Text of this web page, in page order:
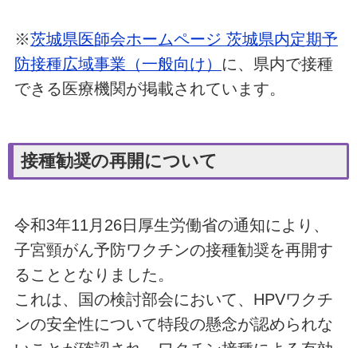
※茨城県医師会ホームページ 茨城県内定期予
防接種広域事業（一般向け） に、県内で接種
できる医療機関が掲載されています。
接種勧奨の再開について
令和3年11月26日厚生労働省の通知により、
子宮頸がん予防ワクチンの接種勧奨を再開す
ることとなりました。
これは、国の検討部会において、HPVワクチ
ンの安全性について特段の懸念が認められな